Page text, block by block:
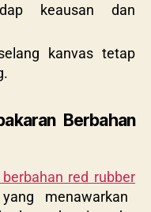
keausan dan
kanvas tetap
Berbahan
red rubber
menawarkan